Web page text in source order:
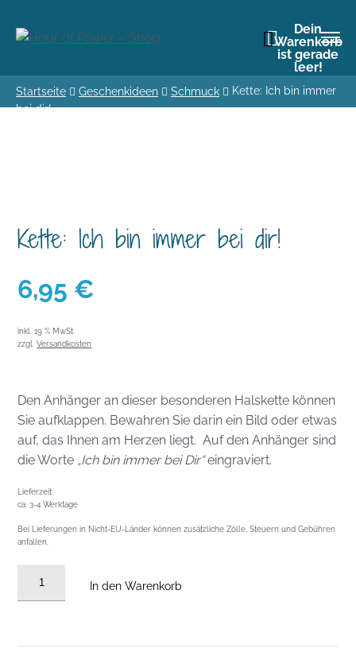
Dein
Warenkorb
ist gerade
leer!
Startseite Geschenkideen Schmuck
Kette: Ich bin immer
bei dir!
Kette: Ich bin immer bei dir!
6,95 €
inkl. 19 % MwSt.
zzgl.Versandkosten
Den Anhänger an dieser besonderen Halskette können
Sie aufklappen. Bewahren Sie darin ein Bild oder etwas
auf, das Ihnen am Herzen liegt. Auf den Anhänger sind
die Worte „Ich bin immer bei Dir“eingraviert.
Lieferzeit:
ca. 3-4 Werktage
Bei Lieferungen in Nicht-EU-Länder können zusätzliche Zölle, Steuern und Gebühren
anfallen.
In den Warenkorb